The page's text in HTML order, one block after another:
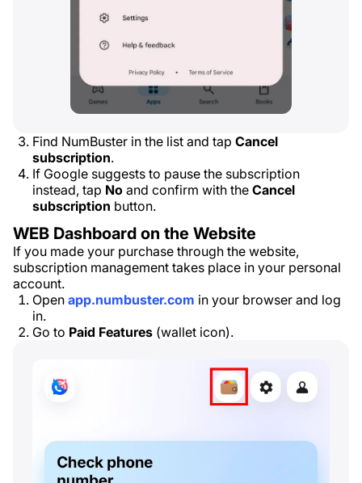
Find NumBuster in the list and tap Cancel
subscription.
If Google suggests to pause the subscription
instead, tap No and confirm with the Cancel
subscription button.
WEB Dashboard on the Website
If you made your purchase through the website,
subscription management takes place in your personal
account.
Open app.numbuster.com in your browser and log
in.
Go to Paid Features (wallet icon).